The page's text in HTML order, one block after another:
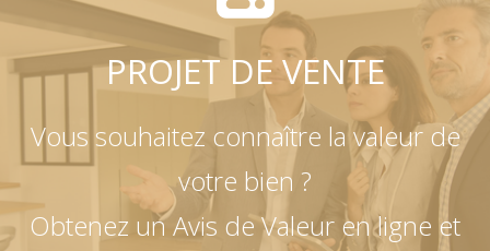
PROJET DE VENTE
Vous souhaitez connaître la valeur de
votre bien ?
Obtenez un Avis de Valeur en ligne et